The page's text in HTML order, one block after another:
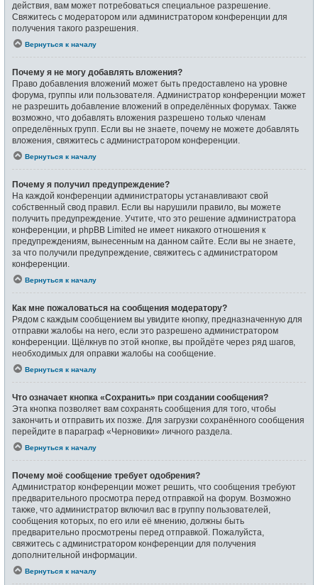
действия, вам может потребоваться специальное разрешение.
Свяжитесь с модератором или администратором конференции для
получения такого разрешения.
Вернуться к началу
Почему я не могу добавлять вложения?
Право добавления вложений может быть предоставлено на уровне
форума, группы или пользователя. Администратор конференции может
не разрешить добавление вложений в определённых форумах. Также
возможно, что добавлять вложения разрешено только членам
определённых групп. Если вы не знаете, почему не можете добавлять
вложения, свяжитесь с администратором конференции.
Вернуться к началу
Почему я получил предупреждение?
На каждой конференции администраторы устанавливают свой
собственный свод правил. Если вы нарушили правило, вы можете
получить предупреждение. Учтите, что это решение администратора
конференции, и phpBB Limited не имеет никакого отношения к
предупреждениям, вынесенным на данном сайте. Если вы не знаете,
за что получили предупреждение, свяжитесь с администратором
конференции.
Вернуться к началу
Как мне пожаловаться на сообщения модератору?
Рядом с каждым сообщением вы увидите кнопку, предназначенную для
отправки жалобы на него, если это разрешено администратором
конференции. Щёлкнув по этой кнопке, вы пройдёте через ряд шагов,
необходимых для оправки жалобы на сообщение.
Вернуться к началу
Что означает кнопка «Сохранить» при создании сообщения?
Эта кнопка позволяет вам сохранять сообщения для того, чтобы
закончить и отправить их позже. Для загрузки сохранённого сообщения
перейдите в параграф «Черновики» личного раздела.
Вернуться к началу
Почему моё сообщение требует одобрения?
Администратор конференции может решить, что сообщения требуют
предварительного просмотра перед отправкой на форум. Возможно
также, что администратор включил вас в группу пользователей,
сообщения которых, по его или её мнению, должны быть
предварительно просмотрены перед отправкой. Пожалуйста,
свяжитесь с администратором конференции для получения
дополнительной информации.
Вернуться к началу